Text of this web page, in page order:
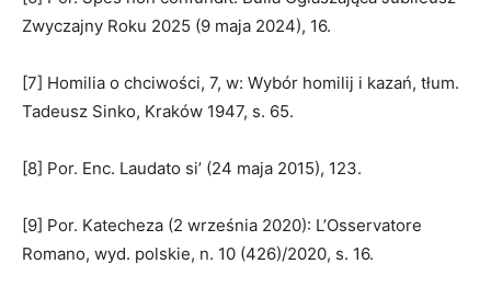
Zwyczajny Roku 2025 (9 maja 2024), 16.
[7] Homilia o chciwości, 7, w: Wybór homilij i kazań, tłum.
Tadeusz Sinko, Kraków 1947, s. 65.
[8] Por. Enc. Laudato si’ (24 maja 2015), 123.
[9] Por. Katecheza (2 września 2020): L’Osservatore
Romano, wyd. polskie, n. 10 (426)/2020, s. 16.